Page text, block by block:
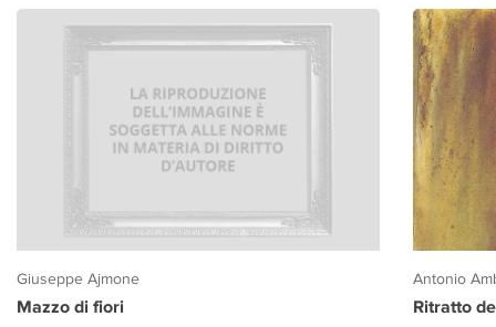
Giuseppe Ajmone
Mazzo di fiori
Antonio
Ritratto